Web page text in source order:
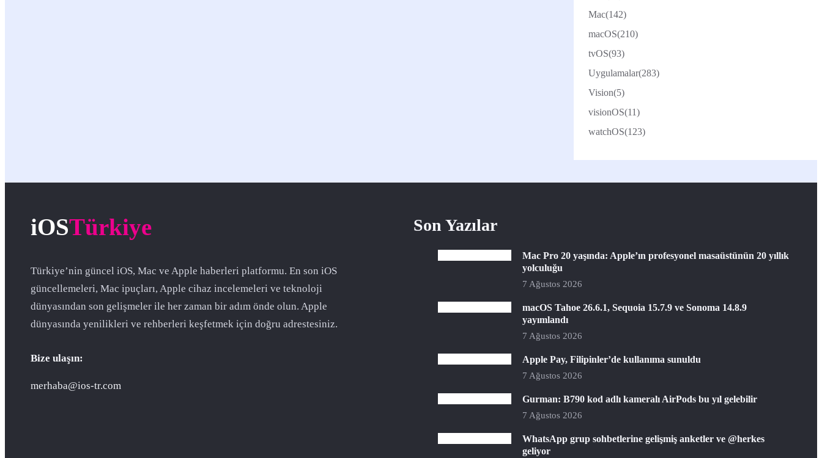
Mac(142)
macOS(210)
tvOS(93)
Uygulamalar(283)
Vision(5)
visionOS(11)
watchOS(123)
iOSTürkiye
Türkiye’nin güncel iOS, Mac ve Apple haberleri platformu. En son iOS
güncellemeleri, Mac ipuçları, Apple cihaz incelemeleri ve teknoloji
dünyasından son gelişmeler ile her zaman bir adım önde olun. Apple
dünyasında yenilikleri ve rehberleri keşfetmek için doğru adrestesiniz.
Bize ulaşın:
merhaba@ios-tr.com
Son Yazılar
Mac Pro 20 yaşında: Apple’ın profesyonel masaüstünün 20 yıllık
yolculuğu
7 Ağustos 2026
macOS Tahoe 26.6.1, Sequoia 15.7.9 ve Sonoma 14.8.9
yayımlandı
7 Ağustos 2026
Apple Pay, Filipinler’de kullanıma sunuldu
7 Ağustos 2026
Gurman: B790 kod adlı kameralı AirPods bu yıl gelebilir
7 Ağustos 2026
WhatsApp grup sohbetlerine gelişmiş anketler ve @herkes
geliyor